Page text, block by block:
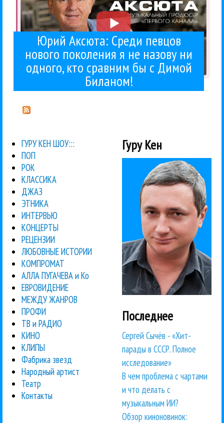
Юрий Аксюта: Среди певцов
нового поколения я не назову ни
одного, кто сравним бы с Димой
Биланом!
ГУРУ КЕН ШОУ:::
ПОП
РОК
КЛАССИКА
ДЖАЗ
ЭТНИКА
ИНТЕРВЬЮ
КОНЦЕРТЫ
РЕЦЕНЗИИ
ЛЮБОВНЫЕ ИСТОРИИ
КОМПРОМАТ
АЛЛА ПУГАЧЕВА и Ко
ЕВРОВИДЕНИЕ
МЕЖДУ ЖАНРОВ
ПРОФИ
ТВ и РАДИО
КИНО
КЛИПЫ
Фабрика звезд
Народный артист
Театр
Контакты
Гуру Кен
Последнее
Сергей Сычёв - «Хит-
парады в СССР. Полное
исследование»
В чем проблема с чартами
и что делать с
музыкальным ИИ?
Обзор киноновинок: